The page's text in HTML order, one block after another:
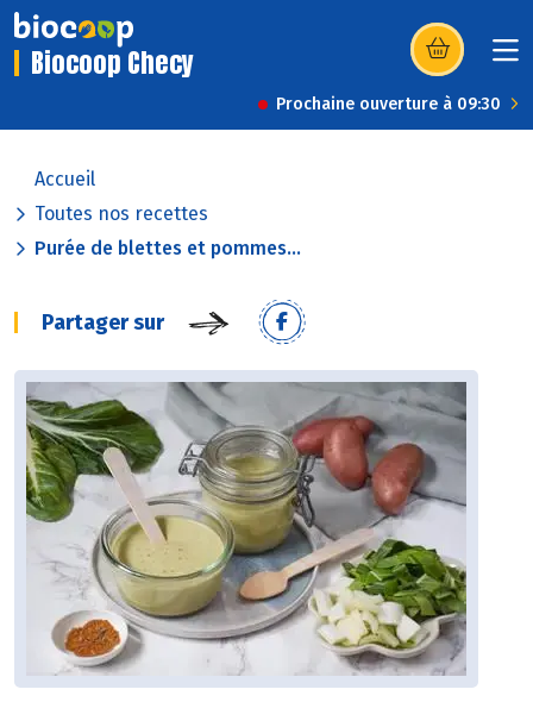
Biocoop Checy (s’ouvre dans
Prochaine ouverture à 09:30
Accueil
Toutes nos recettes
Purée de blettes et pommes...
Partager sur